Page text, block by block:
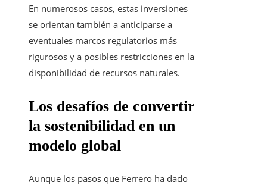
En numerosos casos, estas inversiones
se orientan también a anticiparse a
eventuales marcos regulatorios más
rigurosos y a posibles restricciones en la
disponibilidad de recursos naturales.
Los desafíos de convertir
la sostenibilidad en un
modelo global
Aunque los pasos que Ferrero ha dado